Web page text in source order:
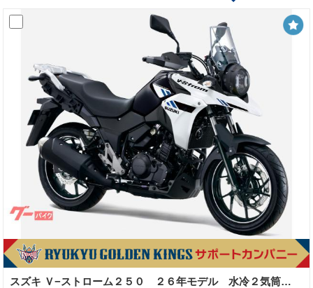
スズキ Ｖ−ストローム２５０ ２６年モデル 水冷２気筒エンジン ＬＥＤヘッドライト標準装備